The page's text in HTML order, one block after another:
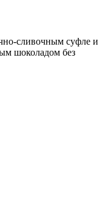
сливочным суфле и
шоколадом без